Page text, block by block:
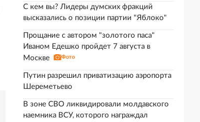
С кем вы? Лидеры думских фракций
высказались о позиции партии "Яблоко"
Прощание с автором "золотого паса"
Иваном Едешко пройдет 7 августа в
Москве
Фото
Путин разрешил приватизацию аэропорта
Шереметьево
В зоне СВО ликвидировали молдавского
наемника ВСУ, которого награждал